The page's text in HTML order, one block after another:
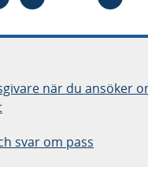
när du ansöker
svar om pass